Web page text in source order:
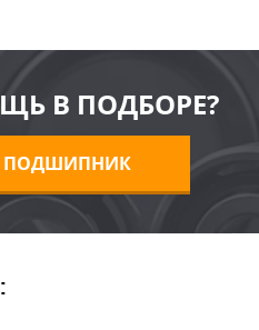
В ПОДБОРЕ?
ПОДШИПНИК